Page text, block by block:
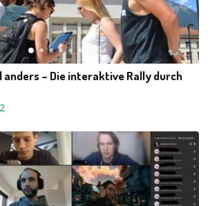
anders – Die interaktive Rally durch